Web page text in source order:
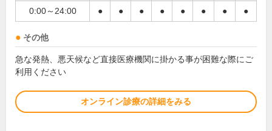
0:00～24:00 ● ● ● ● ● ● ● ●
その他
急な発熱、悪天候など直接医療機関に掛かる事が困難な際にご
利用ください
オンライン診療の詳細をみる